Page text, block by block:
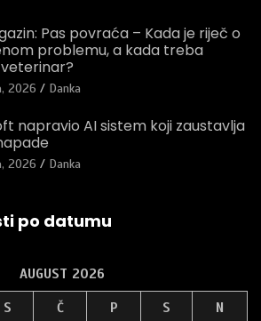
Pas povraća – Kada je riječ o
problemu, a kada treba
2026 Danka
napravio AI sistem koji zaustavlja
2026 Danka
po datumu
AUGUST 2026
S Č P S N